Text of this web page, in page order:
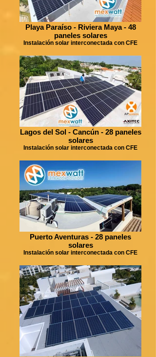
Playa Paraíso - Riviera Maya - 48
paneles solares
Instalación solar interconectada con CFE
Lagos del Sol - Cancún - 28 paneles
solares
Instalación solar interconectada con CFE
Puerto Aventuras - 28 paneles
solares
Instalación solar interconectada con CFE